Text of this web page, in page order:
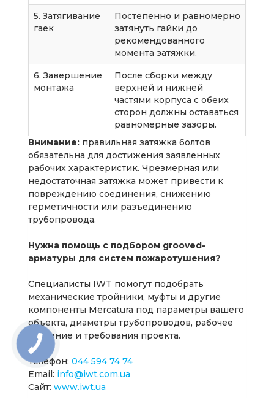
5. Затягивание
гаек
Постепенно и равномерно
затянуть гайки до
рекомендованного
момента затяжки.
6. Завершение
монтажа
После сборки между
верхней и нижней
частями корпуса с обеих
сторон должны оставаться
равномерные зазоры.
Внимание: правильная затяжка болтов
обязательна для достижения заявленных
рабочих характеристик. Чрезмерная или
недостаточная затяжка может привести к
повреждению соединения, снижению
герметичности или разъединению
трубопровода.
Нужна помощь с подбором grooved-
арматуры для систем пожаротушения?
Специалисты IWT помогут подобрать
механические тройники, муфты и другие
компоненты Mercatura под параметры вашего
объекта, диаметры трубопроводов, рабочее
давление и требования проекта.
Телефон: 044 594 74 74
Email: info@iwt.com.ua
Сайт: www.iwt.ua